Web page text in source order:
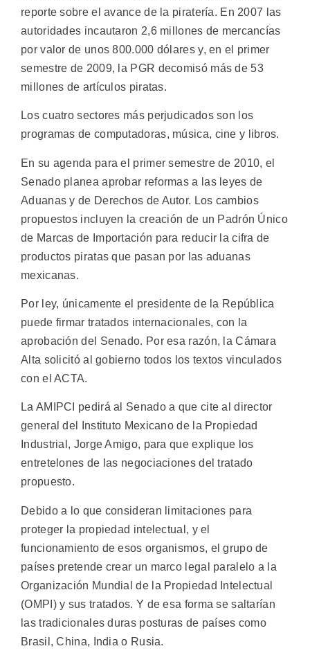
reporte sobre el avance de la piratería. En 2007 las
autoridades incautaron 2,6 millones de mercancías
por valor de unos 800.000 dólares y, en el primer
semestre de 2009, la PGR decomisó más de 53
millones de artículos piratas.
Los cuatro sectores más perjudicados son los
programas de computadoras, música, cine y libros.
En su agenda para el primer semestre de 2010, el
Senado planea aprobar reformas a las leyes de
Aduanas y de Derechos de Autor. Los cambios
propuestos incluyen la creación de un Padrón Único
de Marcas de Importación para reducir la cifra de
productos piratas que pasan por las aduanas
mexicanas.
Por ley, únicamente el presidente de la República
puede firmar tratados internacionales, con la
aprobación del Senado. Por esa razón, la Cámara
Alta solicitó al gobierno todos los textos vinculados
con el ACTA.
La AMIPCI pedirá al Senado a que cite al director
general del Instituto Mexicano de la Propiedad
Industrial, Jorge Amigo, para que explique los
entretelones de las negociaciones del tratado
propuesto.
Debido a lo que consideran limitaciones para
proteger la propiedad intelectual, y el
funcionamiento de esos organismos, el grupo de
países pretende crear un marco legal paralelo a la
Organización Mundial de la Propiedad Intelectual
(OMPI) y sus tratados. Y de esa forma se saltarían
las tradicionales duras posturas de países como
Brasil, China, India o Rusia.